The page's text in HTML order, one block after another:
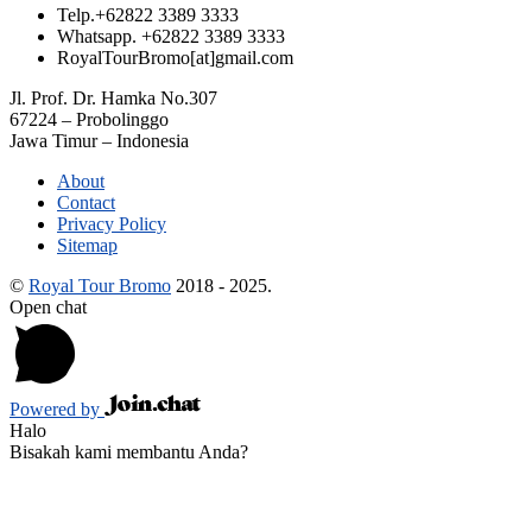
Telp.+62822 3389 3333
Whatsapp. +62822 3389 3333
RoyalTourBromo[at]gmail.com
Jl. Prof. Dr. Hamka No.307
67224 – Probolinggo
Jawa Timur – Indonesia
About
Contact
Privacy Policy
Sitemap
© Royal Tour Bromo 2018 - 2025.
Open chat
Powered by
Halo
Bisakah kami membantu Anda?